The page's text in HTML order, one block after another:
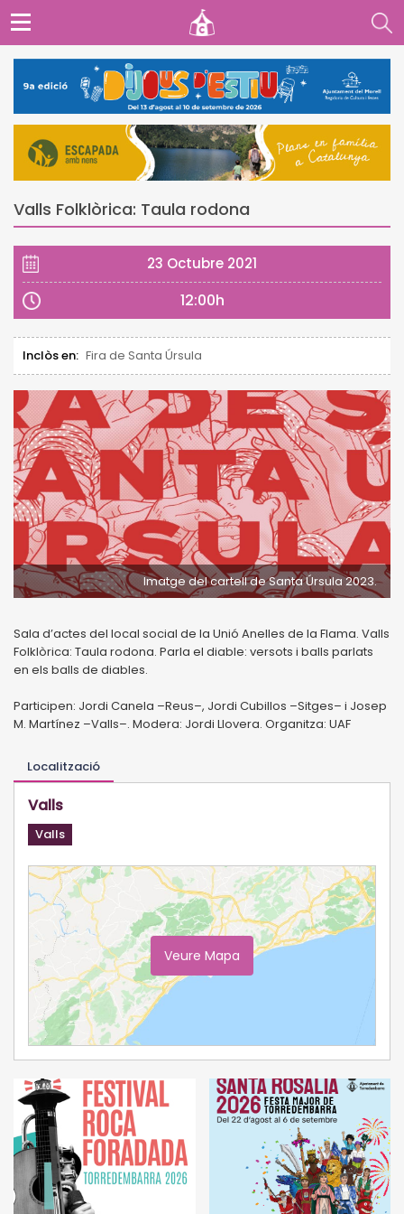
Valls Folklòrica: Taula rodona
23 Octubre 2021
12:00h
Inclòs en: Fira de Santa Úrsula
Imatge del cartell de Santa Úrsula 2023.
Sala d’actes del local social de la Unió Anelles de la Flama. Valls
Folklòrica: Taula rodona. Parla el diable: versots i balls parlats
en els balls de diables.
Participen: Jordi Canela –Reus–, Jordi Cubillos –Sitges– i Josep
M. Martínez –Valls–. Modera: Jordi Llovera. Organitza: UAF
Localització
Valls
Valls
Veure Mapa